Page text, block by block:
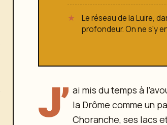
Le réseau de la Luire,
profondeur. On ne s'y
J’ ai mis du temps à
la Drôme comme un
Choranche, ses lacs